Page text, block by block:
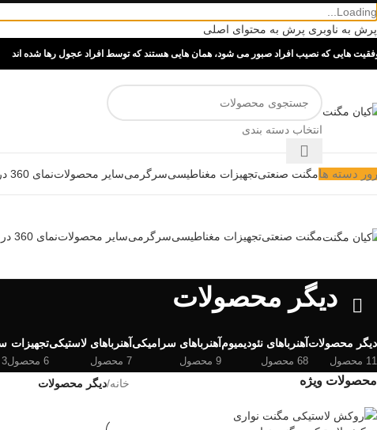
Loading...
پرش به ناوبری پرش به محتوای اصلی
هایی که نصیب افراد صبور می شود، همان هایی هستند که توسط افراد عجول رها شده اند
انتخاب دسته بندی
دسته هامگنت صنعتیتجهیزات مغناطیسیسرگرمیسایر محصولاتنمای 360 درجه
مگنت صنعتیتجهیزات مغناطیسیسرگرمیسایر محصولاتنمای 360 درجه
دیگر محصولات
دیگر محصولات
11 محصول
آهنرباهای نئودیمیوم
68 محصول
آهنرباهای سرامیکی
9 محصول
آهنرباهای لاستیکی
7 محصول
تجهیزات
6 محصول 3 محصول
محصولات ویژه خانه/دیگر محصولات